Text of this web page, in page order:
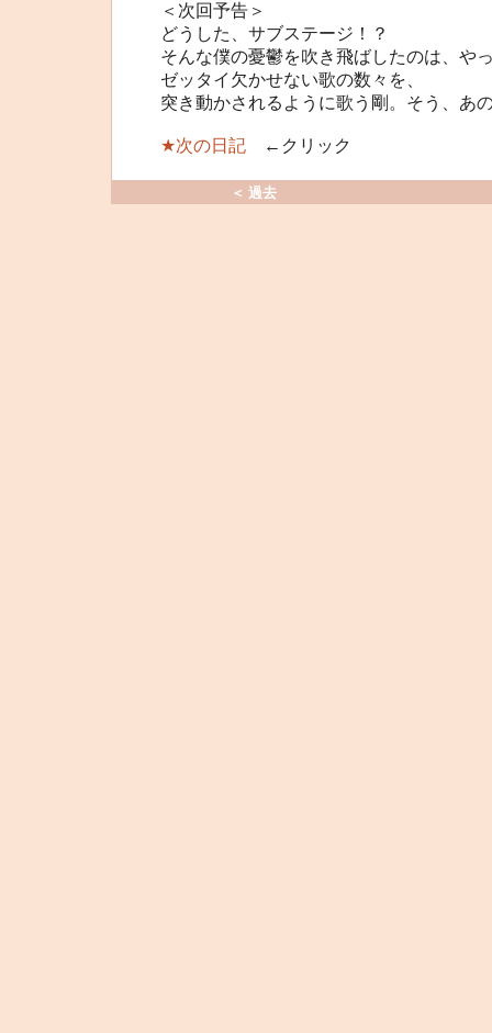
＜次回予告＞
どうした、サブステージ！？
そんな僕の憂鬱を吹き飛ばしたのは、や
ゼッタイ欠かせない歌の数々を、
突き動かされるように歌う剛。そう、あ
★次の日記←クリック
＜ 過去